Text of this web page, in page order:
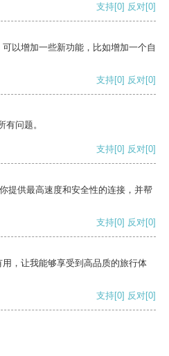
支持[0] 反对[0]
以增加一些新功能，比如增加一个自
支持[0] 反对[0]
问题。
支持[0] 反对[0]
提供最高速度和安全性的连接，并帮
支持[0] 反对[0]
，让我能够享受到高品质的旅行体
支持[0] 反对[0]